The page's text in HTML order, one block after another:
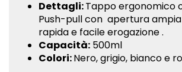
Dettagli:Tappo ergonomico
Push-pull con apertura
rapida e facile erogazione .
Capacità: 500ml
Colori:Nero, grigio, bianco e